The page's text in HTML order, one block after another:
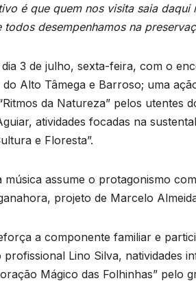
é que quem nos visita saia
desempenhamos na
3 de julho, sexta-feira, com o
Alto Tâmega e Barroso; uma
da Natureza” pelos utentes
atividades focadas na
e Floresta”.
assume o protagonismo
projeto de Marcelo
a componente familiar e
Lino Silva, natividades
Mágico das Folhinhas” pelo